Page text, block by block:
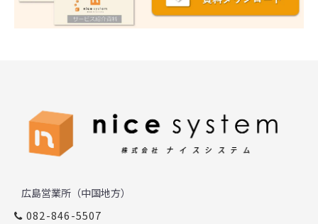
広島営業所（中国地方）
082-846-5507